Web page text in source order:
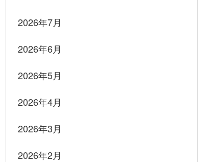
2026年7月
2026年6月
2026年5月
2026年4月
2026年3月
2026年2月